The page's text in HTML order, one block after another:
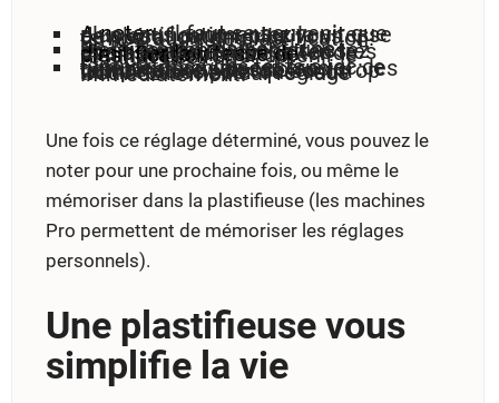
A noter
: Il faut se souvenir que plus vous augmentez la vitesse de plastification, plus vous devrez augmenter la température de plastification.
De la même manière, une plastification de papier assez épais avec des pochettes très épaisses peut nécessiter de
diminuer la vitesse de plastification
pour obtenir le résultat désiré.
L’importance des tests avec ce type de machine est crucial : les combinaisons possibles température/vitesse sont trop nombreuses pour que vous trouviez le meilleur réglage immédiatement.
Une fois ce réglage déterminé, vous pouvez le
noter pour une prochaine fois, ou même le
mémoriser dans la plastifieuse (les machines
Pro permettent de mémoriser les réglages
personnels).
Une plastifieuse vous
simplifie la vie